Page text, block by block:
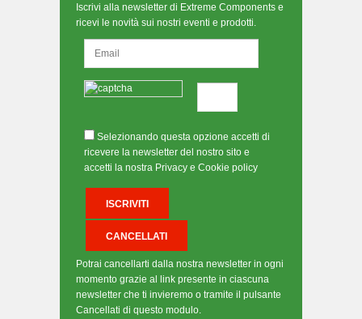
Iscrivi alla newsletter di Extreme Components e
ricevi le novità sui nostri eventi e prodotti.
Selezionando questa opzione accetti di
ricevere la newsletter del nostro sito e
accetti la nostra Privacy e Cookie policy
Potrai cancellarti dalla nostra newsletter in ogni
momento grazie al link presente in ciascuna
newsletter che ti invieremo o tramite il pulsante
Cancellati di questo modulo.